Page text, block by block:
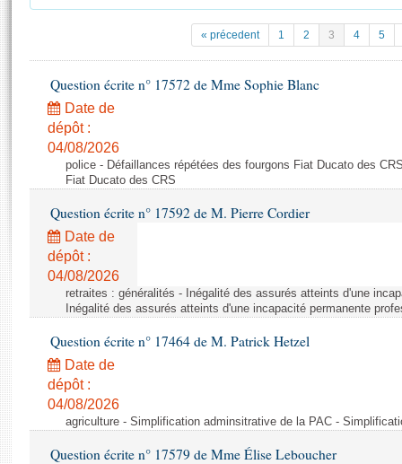
Projets de loi
Propositions de loi
Amendements
Textes adoptés
Rapports législatifs
Rapports sur l'application des lois
Baromètre de l’application des lois
Dossiers législatifs
Budget et sécurité sociale
Questions écrites et orales
Comptes rendus des débats
Documents de référence
( Constitution | Règlement de l'Assemblée ... )
Histoire
Juniors
Anciennes législatures
Contacts et plan d'accès
Photos libres de droit
« précedent 1 2 3 4 5
Question écrite n° 17572 de Mme Sophie Blanc
Date de
dépôt :
04/08/2026
police - Défaillances répétées des fourgons Fiat Ducato des
Fiat Ducato des CRS
Question écrite n° 17592 de M. Pierre Cordier
Date de
dépôt :
04/08/2026
retraites : généralités - Inégalité des assurés atteints d'une
Inégalité des assurés atteints d'une incapacité permanente
Question écrite n° 17464 de M. Patrick Hetzel
Date de
dépôt :
04/08/2026
agriculture - Simplification adminsitrative de la PAC -
Question écrite n° 17579 de Mme Élise Leboucher